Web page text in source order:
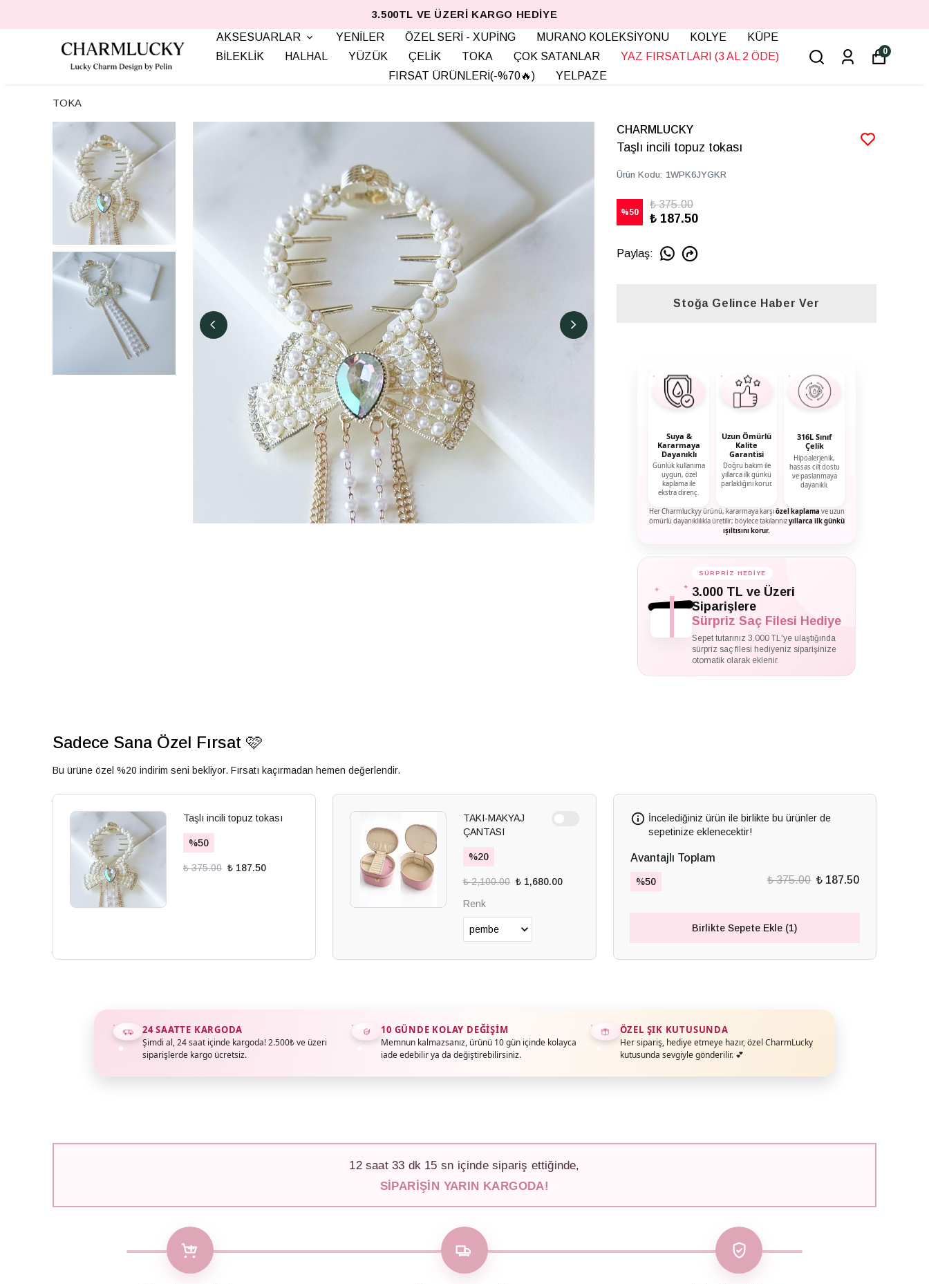
3.500TL VE ÜZERI KARGO HEDIYE
AKSESUARLAR
YENİLER ÖZEL SERİ - XUPİNG MURANO KOLEKSİYONU KOLYE
KÜPE
BİLEKLİK
HALHAL YÜZÜK ÇELİK TOKA ÇOK SATANLAR
YAZ FIRSATLARI (3 AL 2 ÖDE)
FIRSAT ÜRÜNLERİ(-%70🔥)
YELPAZE
0
TOKA
CHARMLUCKY
Taşlı incili topuz tokası
Ürün Kodu: 1WPK6JYGKR
%50
₺ 375.00
₺ 187.50
Paylaş:
Stoğa Gelince Haber Ver
Suya &
Kararmaya
Dayanıklı
Günlük kullanıma
uygun, özel
kaplama ile
ekstra direnç.
Uzun Ömürlü
Kalite
Garantisi
Doğru bakım ile
yıllarca ilk günkü
parlaklığını korur.
316L Sınıf
Çelik
Hipoalerjenik,
hassas cilt dostu
ve paslanmaya
dayanıklı.
Her Charmluckyy ürünü, kararmaya karşıözel kaplama ve uzun
ömürlü dayanıklılıkla üretilir; böylece takılarınızyıllarca ilk günkü
ışıltısını korur.
✦ ✦
✦
SÜRPRİZ HEDİYE
3.000 TL ve Üzeri
Siparişlere
Sürpriz Saç Filesi Hediye
Sepet tutarınız 3.000 TL'ye ulaştığında
sürpriz saç filesi hediyeniz siparişinize
otomatik olarak eklenir.
Sadece Sana Özel Fırsat 🩷
Bu ürüne özel %20 indirim seni bekliyor. Fırsatı kaçırmadan hemen değerlendir.
Taşlı incili topuz tokası
%50
₺ 375.00 ₺ 187.50
TAKI-MAKYAJ
ÇANTASI
%20
₺ 2,100.00 ₺ 1,680.00
Renk
İncelediğiniz ürün ile birlikte bu ürünler de
sepetinize eklenecektir!
Avantajlı Toplam
%50 ₺ 375.00 ₺ 187.50
Birlikte Sepete Ekle (1)
24 SAATTE KARGODA
Şimdi al, 24 saat içinde kargoda! 2.500₺ ve üzeri
siparişlerde kargo ücretsiz.
10 GÜNDE KOLAY DEĞIŞIM
Memnun kalmazsanız, ürünü 10 gün içinde kolayca
iade edebilir ya da değiştirebilirsiniz.
ÖZEL ŞIK KUTUSUNDA
Her sipariş, hediye etmeye hazır, özel CharmLucky
kutusunda sevgiyle gönderilir. 💕
12saat33 dk 12 sn içinde sipariş ettiğinde,
SIPARIŞIN YARIN KARGODA!